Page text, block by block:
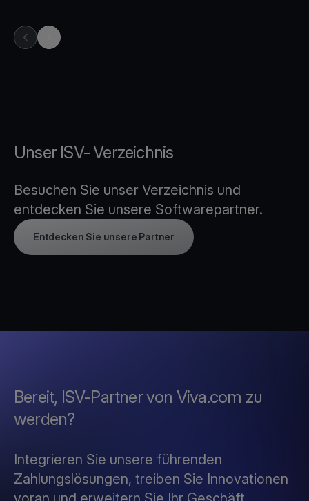
previous item in carousel
next item in carousel
Unser ISV- Verzeichnis
Besuchen Sie unser Verzeichnis und
entdecken Sie unsere Softwarepartner.
Entdecken Sie unsere Partner
Bereit, ISV-Partner von Viva.com zu
werden?
Integrieren Sie unsere führenden
Zahlungslösungen, treiben Sie Innovationen